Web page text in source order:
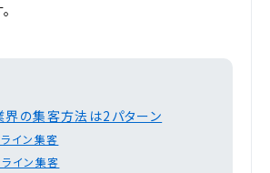
界の集客方法は2パターン
イン集客
ライン集客